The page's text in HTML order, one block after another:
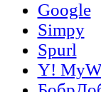
Google
Simpy
Spurl
Y!